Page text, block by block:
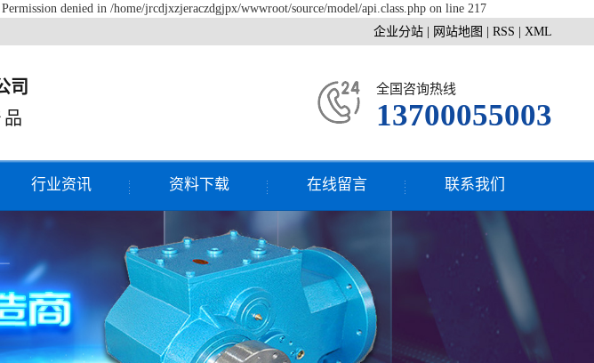
denied in /home/jrcdjxzjeraczdgjpx/wwwroot/source/model/api.class.php on line 217
企业分站 网站地图 RSS XML
司
全国咨询热线
13700055003
行业资讯 资料下载 在线留言 联系我们